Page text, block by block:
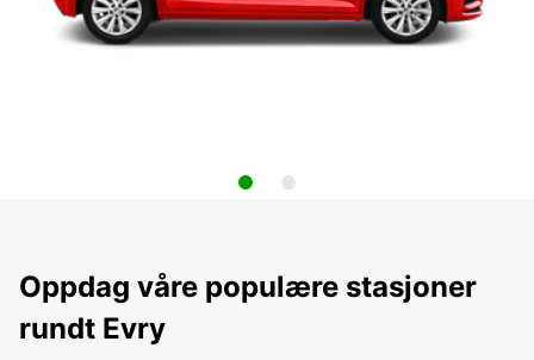
Oppdag våre populære stasjoner
rundt Evry